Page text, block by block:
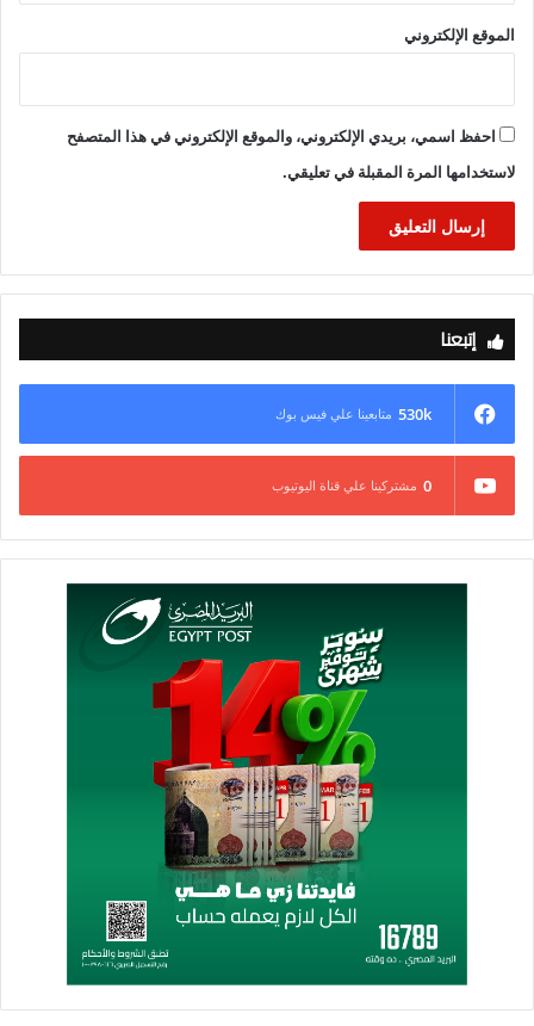
الموقع الإلكتروني
احفظ اسمي، بريدي الإلكتروني، والموقع الإلكتروني في هذا المتصفح
لاستخدامها المرة المقبلة في تعليقي.
إتبعنا
530k متابعينا علي فيس بوك
0 مشتركينا علي قناة اليوتيوب